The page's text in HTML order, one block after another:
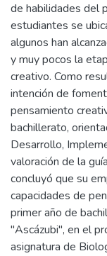
de habilidades del
estudiantes se
algunos han
y muy pocos la
creativo. Como
intención de
pensamiento
bachillerato,
Desarrollo,
valoración de la
concluyó que su
capacidades de
primer año de
"Ascázubi", en el
asignatura de